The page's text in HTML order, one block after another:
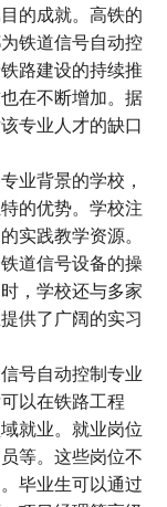
的成就。高铁的
铁道信号自动控
路建设的持续推
在不断增加。据
专业人才的缺口
背景的学校，
的优势。学校注
实践教学资源。
道信号设备的操
，学校还与多家
供了广阔的实习
号自动控制专业
以在铁路工程
就业。就业岗位
等。这些岗位不
毕业生可以通过